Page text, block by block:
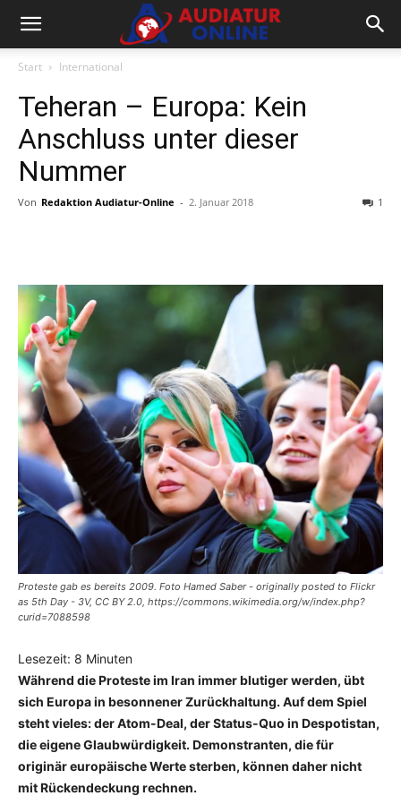
Start International
Teheran – Europa: Kein
Anschluss unter dieser
Nummer
Von Redaktion Audiatur-Online - 2. Januar 2018 1
Proteste gab es bereits 2009. Foto Hamed Saber - originally posted to Flickr
as 5th Day - 3V, CC BY 2.0, https://commons.wikimedia.org/w/index.php?
curid=7088598
Lesezeit: 8 Minuten
Während die Proteste im Iran immer blutiger werden, übt
sich Europa in besonnener Zurückhaltung. Auf dem Spiel
steht vieles: der Atom-Deal, der Status-Quo in Despotistan,
die eigene Glaubwürdigkeit. Demonstranten, die für
originär europäische Werte sterben, können daher nicht
mit Rückendeckung rechnen.